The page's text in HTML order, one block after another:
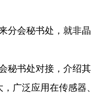
分会秘书处，就非
秘书处对接，介绍
广泛应用在传感器